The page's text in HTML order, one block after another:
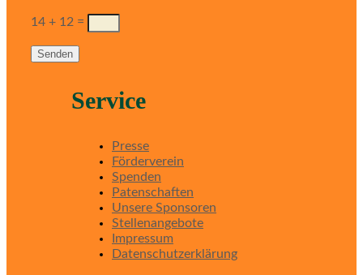
14 + 12 =
Senden
Service
Presse
Förderverein
Spenden
Patenschaften
Unsere Sponsoren
Stellenangebote
Impressum
Datenschutzerklärung